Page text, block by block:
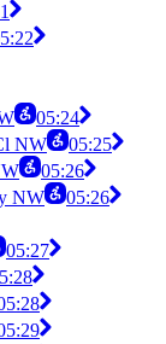
05:24
NW
05:25
05:26
NW
05:26
05:27